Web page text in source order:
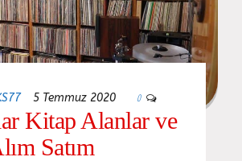
5 Temmuz 2020 0
Kitap Alanlar ve
Satım